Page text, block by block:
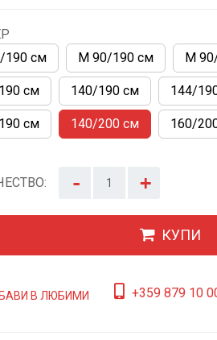
190 см
М 90/190 см М
см 140/190 см 144/
см 140/200 см 160/
- +
КУПИ
В ЛЮБИМИ +359 879 10